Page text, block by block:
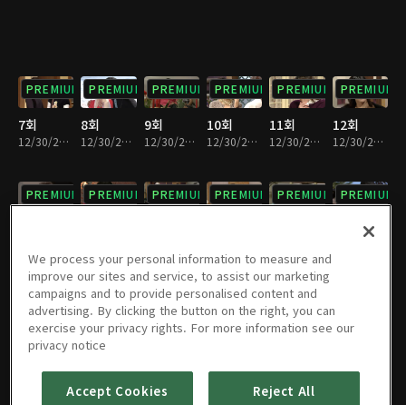
PREMIUM
7회
12/30/2022 • 36분
PREMIUM
8회
12/30/2022 • 37분
PREMIUM
9회
12/30/2022 • 37분
PREMIUM
10회
12/30/2022 • 36분
PREMIUM
11회
12/30/2022 • 36분
PREMIUM
12회
12/30/2022 • 36분
PREMIUM PREMIUM PREMIUM PREMIUM PREMIUM PREMIUM
PREMIUM
19회
12/30/2022 • 34분
PREMIUM
20회
PREMIUM
21회
PREMIUM
22회
PREMIUM
23회 24회
We process your personal information to measure and
improve our sites and service, to assist our marketing
campaigns and to provide personalised content and
advertising. By clicking the button on the right, you can
exercise your privacy rights. For more information see our
privacy notice
Accept Cookies Reject All